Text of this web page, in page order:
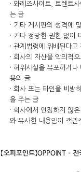
와레즈사이트, 토렌트
는 글
기타 게시판의 성격에
기타 정당한 권한 없이
관계법령에 위배된다고
회사의 자산을 악의적
허위사실을 유포하거
용의 글
회사 또는 타인을 비방
을 주는 글
회사에서 인정하지 않
와 유사한 내용임이 객관
【오피포인트】OPPOINT -